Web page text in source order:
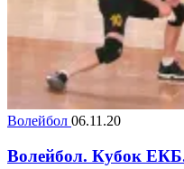
Волейбол 06.11.20
Волейбол. Кубок